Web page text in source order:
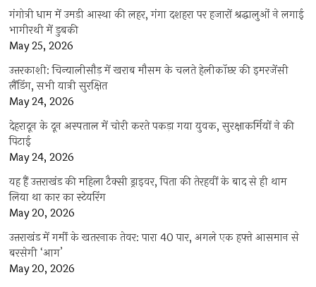
गंगोत्री धाम में उमड़ी आस्था की लहर, गंगा दशहरा पर हजारों श्रद्धालुओं ने लगाई
भागीरथी में डुबकी
May 25, 2026
उत्तरकाशी: चिन्यालीसौड़ में खराब मौसम के चलते हेलीकॉप्टर की इमरजेंसी
लैंडिंग, सभी यात्री सुरक्षित
May 24, 2026
देहरादून के दून अस्पताल में चोरी करते पकड़ा गया युवक, सुरक्षाकर्मियों ने की
पिटाई
May 24, 2026
यह हैं उत्तराखंड की महिला टैक्सी ड्राइवर, पिता की तेरहवीं के बाद से ही थाम
लिया था कार का स्टेयरिंग
May 20, 2026
उत्तराखंड में गर्मी के खतरनाक तेवर: पारा 40 पार, अगले एक हफ्ते आसमान से
बरसेगी ‘आग’
May 20, 2026